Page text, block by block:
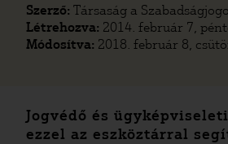
Szerző: Társaság a
Létrehozva: 2014. február 7,
Módosítva: 2018. február 8,
Jogvédő és
ezzel az eszköztárral